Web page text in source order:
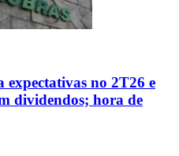
expectativas no 2T26 e
dividendos; hora de